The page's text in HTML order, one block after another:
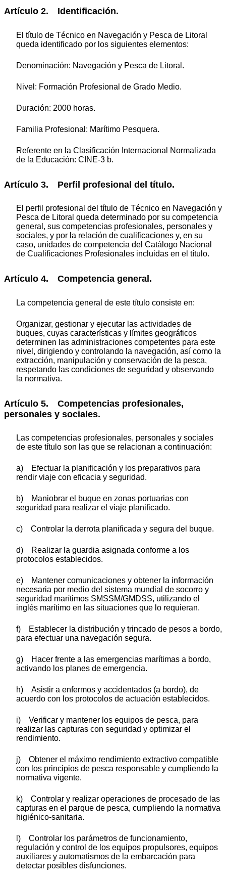
Artículo 2. Identificación.
El título de Técnico en Navegación y Pesca de Litoral
queda identificado por los siguientes elementos:
Denominación: Navegación y Pesca de Litoral.
Nivel: Formación Profesional de Grado Medio.
Duración: 2000 horas.
Familia Profesional: Marítimo Pesquera.
Referente en la Clasificación Internacional Normalizada
de la Educación: CINE-3 b.
Artículo 3. Perfil profesional del título.
El perfil profesional del título de Técnico en Navegación y
Pesca de Litoral queda determinado por su competencia
general, sus competencias profesionales, personales y
sociales, y por la relación de cualificaciones y, en su
caso, unidades de competencia del Catálogo Nacional
de Cualificaciones Profesionales incluidas en el título.
Artículo 4. Competencia general.
La competencia general de este título consiste en:
Organizar, gestionar y ejecutar las actividades de
buques, cuyas características y límites geográficos
determinen las administraciones competentes para este
nivel, dirigiendo y controlando la navegación, así como la
extracción, manipulación y conservación de la pesca,
respetando las condiciones de seguridad y observando
la normativa.
Artículo 5. Competencias profesionales,
personales y sociales.
Las competencias profesionales, personales y sociales
de este título son las que se relacionan a continuación:
a) Efectuar la planificación y los preparativos para
rendir viaje con eficacia y seguridad.
b) Maniobrar el buque en zonas portuarias con
seguridad para realizar el viaje planificado.
c) Controlar la derrota planificada y segura del buque.
d) Realizar la guardia asignada conforme a los
protocolos establecidos.
e) Mantener comunicaciones y obtener la información
necesaria por medio del sistema mundial de socorro y
seguridad marítimos SMSSM/GMDSS, utilizando el
inglés marítimo en las situaciones que lo requieran.
f) Establecer la distribución y trincado de pesos a bordo,
para efectuar una navegación segura.
g) Hacer frente a las emergencias marítimas a bordo,
activando los planes de emergencia.
h) Asistir a enfermos y accidentados (a bordo), de
acuerdo con los protocolos de actuación establecidos.
i) Verificar y mantener los equipos de pesca, para
realizar las capturas con seguridad y optimizar el
rendimiento.
j) Obtener el máximo rendimiento extractivo compatible
con los principios de pesca responsable y cumpliendo la
normativa vigente.
k) Controlar y realizar operaciones de procesado de las
capturas en el parque de pesca, cumpliendo la normativa
higiénico-sanitaria.
l) Controlar los parámetros de funcionamiento,
regulación y control de los equipos propulsores, equipos
auxiliares y automatismos de la embarcación para
detectar posibles disfunciones.